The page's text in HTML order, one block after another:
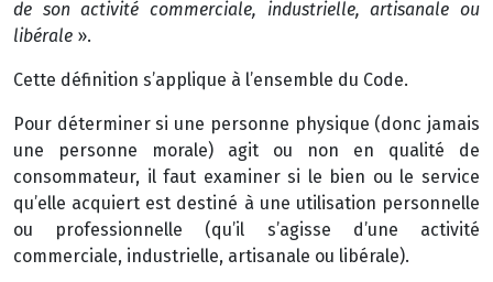
de son activité commerciale, industrielle, artisanale ou
libérale ».
Cette définition s’applique à l’ensemble du Code.
Pour déterminer si une personne physique (donc jamais
une personne morale) agit ou non en qualité de
consommateur, il faut examiner si le bien ou le service
qu’elle acquiert est destiné à une utilisation personnelle
ou professionnelle (qu’il s’agisse d’une activité
commerciale, industrielle, artisanale ou libérale).